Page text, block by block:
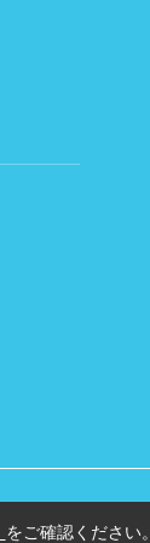
をご確認ください。